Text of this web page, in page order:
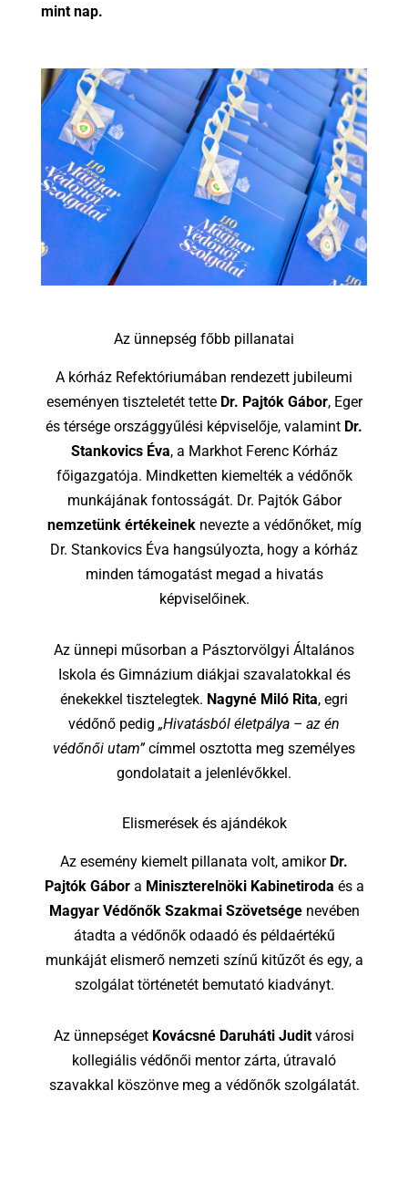
mint nap.
Az ünnepség főbb pillanatai
A kórház Refektóriumában rendezett jubileumi
eseményen tiszteletét tette Dr. Pajtók Gábor, Eger
és térsége országgyűlési képviselője, valamint Dr.
Stankovics Éva, a Markhot Ferenc Kórház
főigazgatója. Mindketten kiemelték a védőnők
munkájának fontosságát. Dr. Pajtók Gábor
nemzetünk értékeineknevezte a védőnőket, míg
Dr. Stankovics Éva hangsúlyozta, hogy a kórház
minden támogatást megad a hivatás
képviselőinek.
Az ünnepi műsorban a Pásztorvölgyi Általános
Iskola és Gimnázium diákjai szavalatokkal és
énekekkel tisztelegtek. Nagyné Miló Rita, egri
védőnő pedig „Hivatásból életpálya – az én
védőnői utam”címmel osztotta meg személyes
gondolatait a jelenlévőkkel.
Elismerések és ajándékok
Az esemény kiemelt pillanata volt, amikor Dr.
Pajtók Gábora Miniszterelnöki Kabinetiroda és a
Magyar Védőnők Szakmai Szövetségenevében
átadta a védőnők odaadó és példaértékű
munkáját elismerő nemzeti színű kitűzőt és egy, a
szolgálat történetét bemutató kiadványt.
Az ünnepséget Kovácsné Daruháti Judit városi
kollegiális védőnői mentor zárta, útravaló
szavakkal köszönve meg a védőnők szolgálatát.